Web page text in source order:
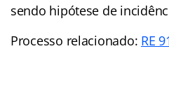
sendo hipótese de
Processo relacionado: RE